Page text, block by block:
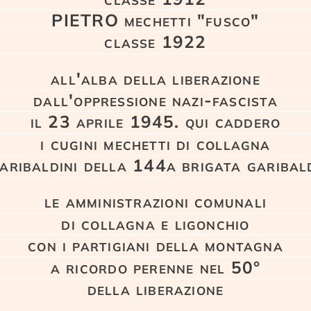
PIETRO mechetti "fusco"
classe 1922
all'alba della liberazione
dall'oppressione nazi-fascista
il 23 aprile 1945. qui caddero
i cugini mechetti di collagna
della 144a brigata
le amministrazioni comunali
di collagna e ligonchio
con i partigiani della montagna
a ricordo perenne nel 50°
della liberazione